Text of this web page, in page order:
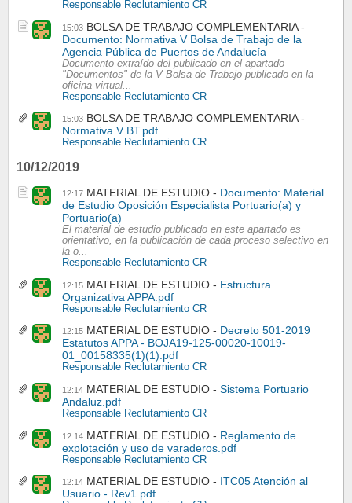
Responsable Reclutamiento CR
15:03 BOLSA DE TRABAJO COMPLEMENTARIA
Documento: Normativa V Bolsa de Trabajo de la
Agencia Pública de Puertos de Andalucía
Documento extraído del publicado en el apartado
"Documentos" de la V Bolsa de Trabajo publicado en la
oficina virtual...
Responsable Reclutamiento CR
15:03 BOLSA DE TRABAJO COMPLEMENTARIA
Normativa V BT.pdf
Responsable Reclutamiento CR
10/12/2019
12:17 MATERIAL DE ESTUDIO
Documento: Material
de Estudio Oposición Especialista Portuario(a) y
Portuario(a)
El material de estudio publicado en este apartado es
orientativo, en la publicación de cada proceso selectivo en
la o...
Responsable Reclutamiento CR
12:15 MATERIAL DE ESTUDIO
Estructura
Organizativa APPA.pdf
Responsable Reclutamiento CR
12:15 MATERIAL DE ESTUDIO
Decreto 501-2019
Estatutos APPA - BOJA19-125-00020-10019-
01_00158335(1)(1).pdf
Responsable Reclutamiento CR
12:14 MATERIAL DE ESTUDIO
Sistema Portuario
Andaluz.pdf
Responsable Reclutamiento CR
12:14 MATERIAL DE ESTUDIO
Reglamento de
explotación y uso de varaderos.pdf
Responsable Reclutamiento CR
12:14 MATERIAL DE ESTUDIO
ITC05 Atención al
Usuario - Rev1.pdf